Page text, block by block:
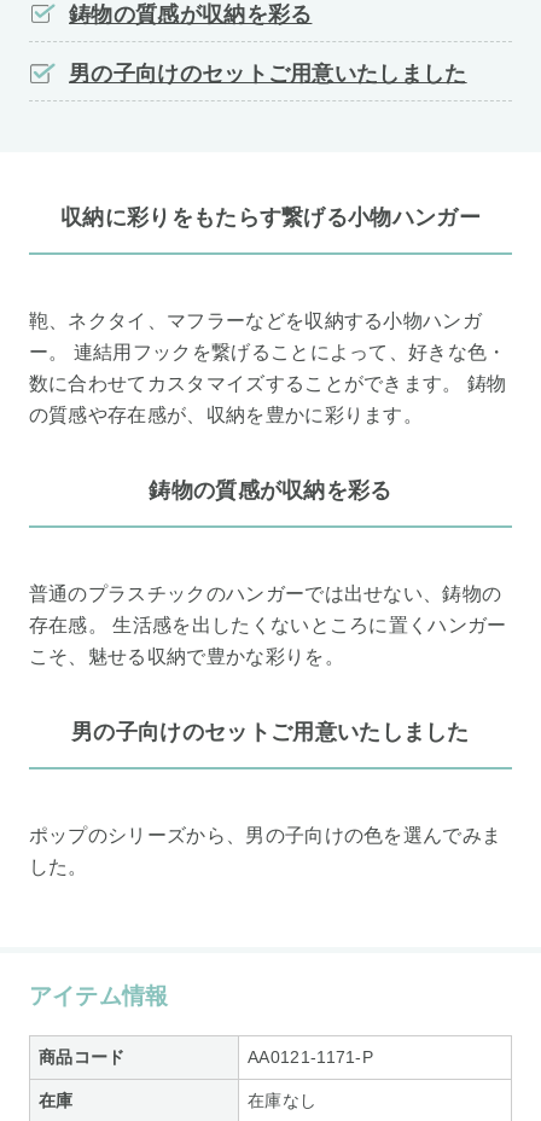
鋳物の質感が収納を彩る
男の子向けのセットご用意いたしました
収納に彩りをもたらす繋げる小物ハンガー
鞄、ネクタイ、マフラーなどを収納する小物ハンガ
ー。 連結用フックを繋げることによって、好きな色・
数に合わせてカスタマイズすることができます。 鋳物
の質感や存在感が、収納を豊かに彩ります。
鋳物の質感が収納を彩る
普通のプラスチックのハンガーでは出せない、鋳物の
存在感。 生活感を出したくないところに置くハンガー
こそ、魅せる収納で豊かな彩りを。
男の子向けのセットご用意いたしました
ポップのシリーズから、男の子向けの色を選んでみま
した。
アイテム情報
商品コード AA0121-1171-P
在庫 在庫なし